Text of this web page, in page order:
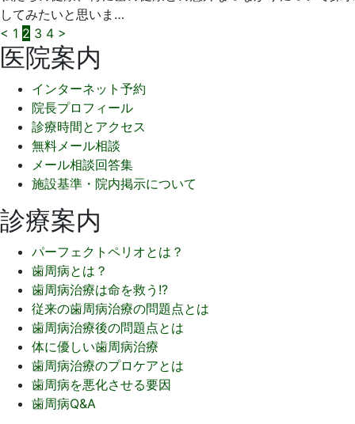
してみたいと思いま…
投
稿
の
ペ
ー
ジ
送
り
< 1 2 3 4 >
医院案内
インターネット予約
院長プロフィール
診療時間とアクセス
無料メール相談
メール相談回答集
施設基準・院内掲示について
診療案内
パーフェクトペリオとは？
歯周病とは？
歯周病治療は命を救う!?
従来の歯周病治療の問題点とは
歯周病治療後の問題点とは
体に優しい歯周病治療
歯周病治療のプロケアとは
歯周病を悪化させる要因
歯周病Q&A